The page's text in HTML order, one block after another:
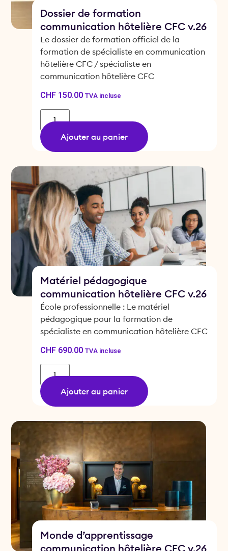
Dossier de formation
communication hôtelière CFC v.26
Le dossier de formation officiel de la
formation de spécialiste en communication
hôtelière CFC / spécialiste en
communication hôtelière CFC
CHF150.00 TVA incluse
Ajouter au panier
Matériel pédagogique
communication hôtelière CFC v.26
École professionnelle : Le matériel
pédagogique pour la formation de
spécialiste en communication hôtelière CFC
CHF690.00 TVA incluse
Ajouter au panier
Monde d’apprentissage
communication hôtelière CFC v.26